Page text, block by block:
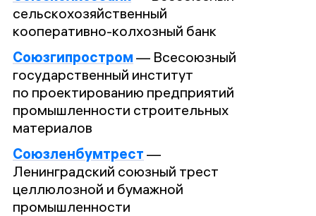
сельскохозяйственный
кооперативно-колхозный банк
Союзгипростром — Всесоюзный
государственный институт
по проектированию предприятий
промышленности строительных
материалов
Союзленбумтрест —
Ленинградский союзный трест
целлюлозной и бумажной
промышленности